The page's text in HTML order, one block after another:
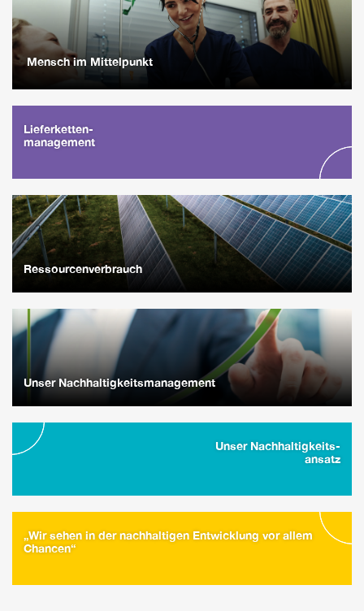
Mensch im Mittelpunkt
Lieferketten-
management
Ressourcenverbrauch
Unser Nachhaltigkeitsmanagement
Unser Nachhaltigkeits-
ansatz
„Wir sehen in der nachhaltigen Entwicklung vor allem
Chancen“